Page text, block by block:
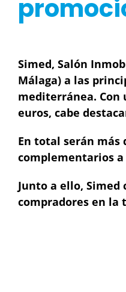
Simed, Salón
Málaga) a las
mediterránea. Con
euros, cabe
En total serán más
complementarios
Junto a ello,
compradores en la